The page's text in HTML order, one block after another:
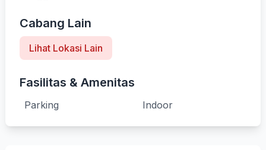
Cabang Lain
Lihat Lokasi Lain
Fasilitas & Amenitas
Parking Indoor